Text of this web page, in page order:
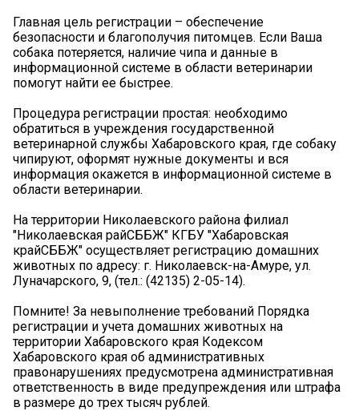
Главная цель регистрации – обеспечение
безопасности и благополучия питомцев. Если Ваша
собака потеряется, наличие чипа и данные в
информационной системе в области ветеринарии
помогут найти ее быстрее.
Процедура регистрации простая: необходимо
обратиться в учреждения государственной
ветеринарной службы Хабаровского края, где собаку
чипируют, оформят нужные документы и вся
информация окажется в информационной системе в
области ветеринарии.
На территории Николаевского района филиал
"Николаевская райСББЖ" КГБУ "Хабаровская
крайСББЖ" осуществляет регистрацию домашних
животных по адресу: г. Николаевск-на-Амуре, ул.
Луначарского, 9, (тел.: (42135) 2-05-14).
️Помните! За невыполнение требований Порядка
регистрации и учета домашних животных на
территории Хабаровского края Кодексом
Хабаровского края об административных
правонарушениях предусмотрена административная
ответственность в виде предупреждения или штрафа
в размере до трех тысяч рублей.